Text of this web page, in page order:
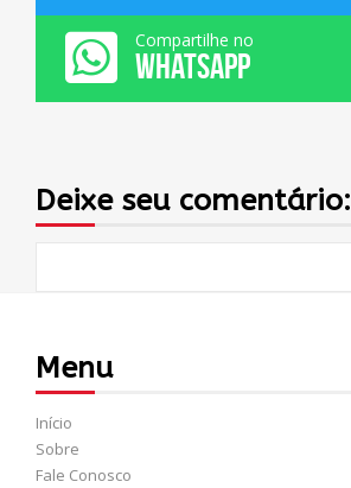
Compartilhe no
WHATSAPP
Deixe seu comentário:
Menu
Início
Sobre
Fale Conosco